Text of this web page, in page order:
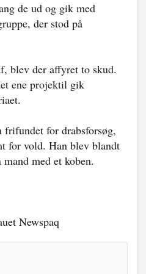
de ud og gik med
der stod på
blev der affyret to skud.
ene projektil gik
frifundet for drabsforsøg,
for vold. Han blev blandt
med et koben.
Newspaq